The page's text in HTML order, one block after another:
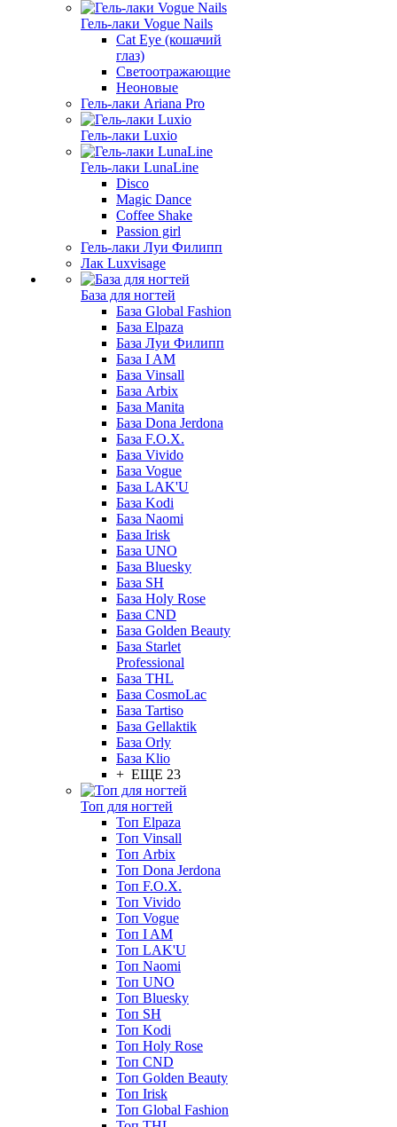
Гель-лаки Vogue Nails
Cat Eye (кошачий
глаз)
Светоотражающие
Неоновые
Гель-лаки Ariana Pro
Гель-лаки Luxio
Гель-лаки LunaLine
Disco
Magic Dance
Coffee Shake
Passion girl
Гель-лаки Луи Филипп
Лак Luxvisage
База для ногтей
База Global Fashion
База Elpaza
База Луи Филипп
База I AM
База Vinsall
База Arbix
База Manita
База Dona Jerdona
База F.O.X.
База Vivido
База Vogue
База LAK'U
База Kodi
База Naomi
База Irisk
База UNO
База Bluesky
База SH
База Holy Rose
База CND
База Golden Beauty
База Starlet
Professional
База THL
База CosmoLac
База Tartiso
База Gellaktik
База Orly
База Klio
+ ЕЩЕ 23
Топ для ногтей
Топ Elpaza
Топ Vinsall
Топ Arbix
Топ Dona Jerdona
Топ F.O.X.
Топ Vivido
Топ Vogue
Топ I AM
Топ LAK'U
Топ Naomi
Топ UNO
Топ Bluesky
Топ SH
Топ Kodi
Топ Holy Rose
Топ CND
Топ Golden Beauty
Топ Irisk
Топ Global Fashion